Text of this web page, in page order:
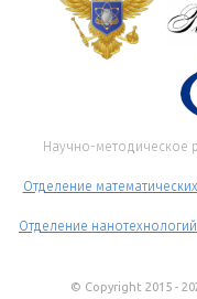
Научно-методическое
Отделение
Отделение
© Copyright 2015 -